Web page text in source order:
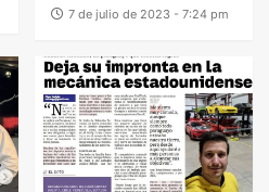
7 de julio de 2023 - 7:24 pm